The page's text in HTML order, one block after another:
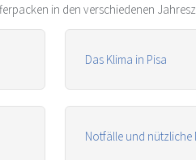
in den verschiedenen
Das Klima in Pisa
Notfälle und nützliche